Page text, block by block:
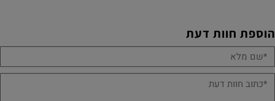
הוספת חוות דעת